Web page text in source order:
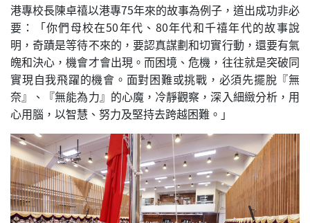
港專校長陳卓禧以港專75年來的故事為例子，道出成功非必
要：「你們母校在50年代、80年代和千禧年代的故事說
明，奇蹟是等待不來的，要認真謀劃和切實行動，還要有氣
魄和決心，機會才會出現。而困境、危機，往往就是突破同
實現自我飛躍的機會。面對困難或挑戰，必須先擺脫『無
奈』、『無能為力』的心魔，冷靜觀察，深入細緻分析，用
心用腦，以智慧、努力及堅持去跨越困難。」